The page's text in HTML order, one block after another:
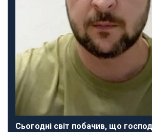
Сьогодні світ побачив, що